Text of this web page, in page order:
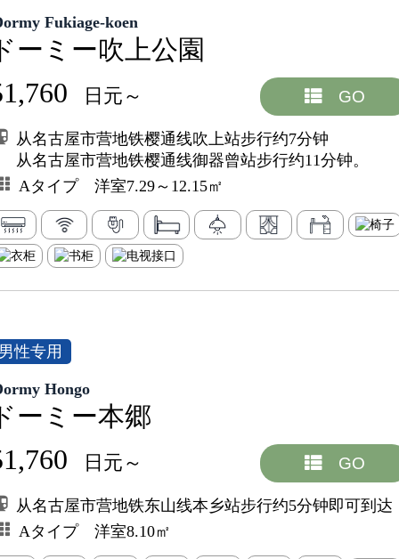
Fukiage-koen
ーミー吹上公園
日元～ GO
从名古屋市营地铁樱通线吹上站步行约7分钟
从名古屋市营地铁樱通线御器曾站步行约11分钟。
Aタイプ 洋室7.29～12.15㎡
性专用
Hongo
ーミー本郷
日元～ GO
从名古屋市营地铁东山线本乡站步行约5分钟即可到达
Aタイプ 洋室8.10㎡